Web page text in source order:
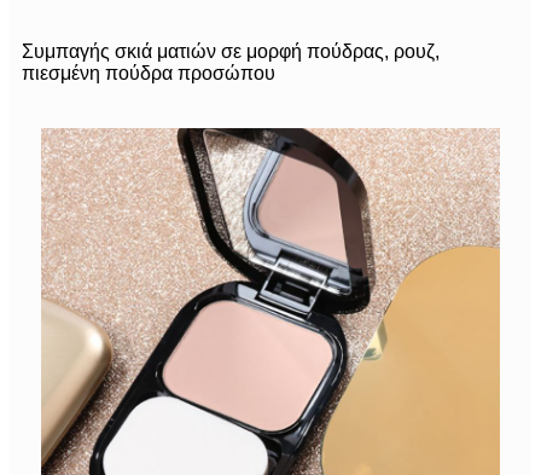
Συμπαγής σκιά ματιών σε μορφή πούδρας, ρουζ,
πιεσμένη πούδρα προσώπου